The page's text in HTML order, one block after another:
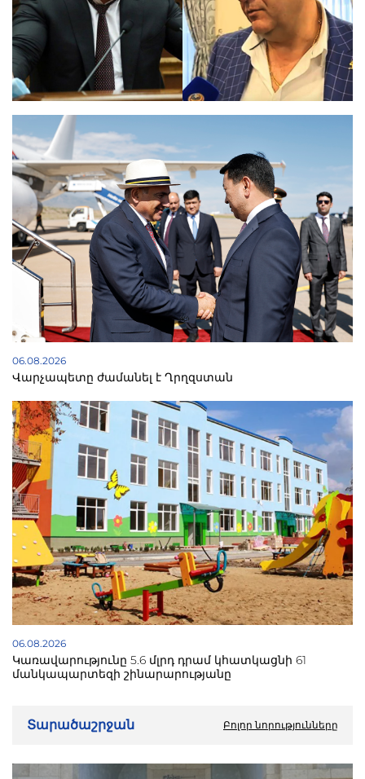
06.08.2026
Վարչապետը ժամանել է Ղրղզստան
06.08.2026
Կառավարությունը 5.6 մլրդ դրամ կհատկացնի 61
մանկապարտեզի շինարարությանը
Տարածաշրջան Բոլոր նորությունները